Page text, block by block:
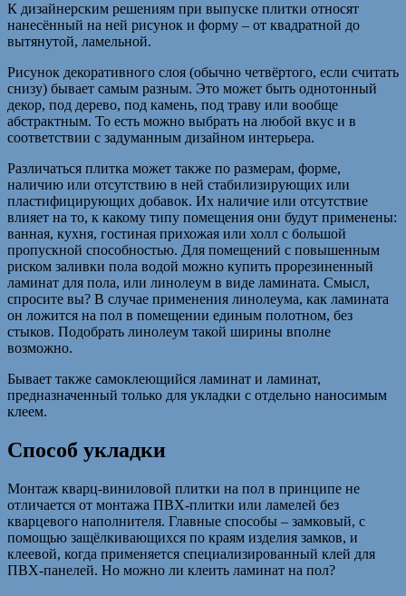
К дизайнерским решениям при выпуске плитки относят
нанесённый на ней рисунок и форму – от квадратной до
вытянутой, ламельной.
Рисунок декоративного слоя (обычно четвёртого, если считать
снизу) бывает самым разным. Это может быть однотонный
декор, под дерево, под камень, под траву или вообще
абстрактным. То есть можно выбрать на любой вкус и в
соответствии с задуманным дизайном интерьера.
Различаться плитка может также по размерам, форме,
наличию или отсутствию в ней стабилизирующих или
пластифицирующих добавок. Их наличие или отсутствие
влияет на то, к какому типу помещения они будут применены:
ванная, кухня, гостиная прихожая или холл с большой
пропускной способностью. Для помещений с повышенным
риском заливки пола водой можно купить прорезиненный
ламинат для пола, или линолеум в виде ламината. Смысл,
спросите вы? В случае применения линолеума, как ламината
он ложится на пол в помещении единым полотном, без
стыков. Подобрать линолеум такой ширины вполне
возможно.
Бывает также самоклеющийся ламинат и ламинат,
предназначенный только для укладки с отдельно наносимым
клеем.
Способ укладки
Монтаж кварц-виниловой плитки на пол в принципе не
отличается от монтажа ПВХ-плитки или ламелей без
кварцевого наполнителя. Главные способы – замковый, с
помощью защёлкивающихся по краям изделия замков, и
клеевой, когда применяется специализированный клей для
ПВХ-панелей. Но можно ли клеить ламинат на пол?